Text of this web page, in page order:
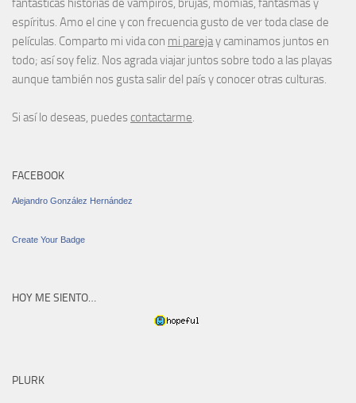
fantásticas historias de vampiros, brujas, momias, fantasmas y
espíritus. Amo el cine y con frecuencia gusto de ver toda clase de
películas. Comparto mi vida con mi parejay caminamos juntos en
todo; así soy feliz. Nos agrada viajar juntos sobre todo a las playas
aunque también nos gusta salir del país y conocer otras culturas.
Si así lo deseas, puedes contactarme.
FACEBOOK
Alejandro González Hernández
Create Your Badge
HOY ME SIENTO…
PLURK